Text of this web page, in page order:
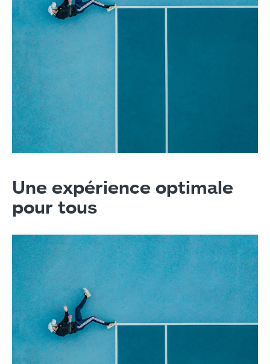
Une expérience optimale
pour tous